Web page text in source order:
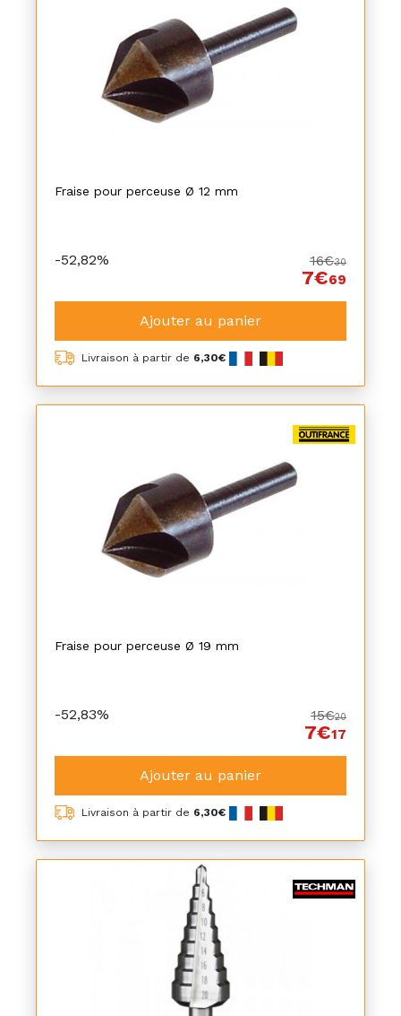
Fraise pour perceuse Ø 12 mm
-52,82% 16€30
7€69
Ajouter au panier
Livraison à partir de 6,30€
Fraise pour perceuse Ø 19 mm
-52,83% 15€20
7€17
Ajouter au panier
Livraison à partir de 6,30€